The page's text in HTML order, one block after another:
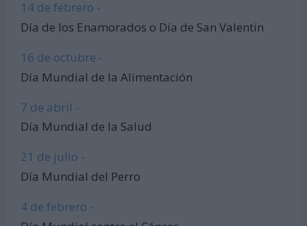
14 de febrero -
Día de los Enamorados o Día de San Valentín
16 de octubre -
Día Mundial de la Alimentación
7 de abril -
Día Mundial de la Salud
21 de julio -
Día Mundial del Perro
4 de febrero -